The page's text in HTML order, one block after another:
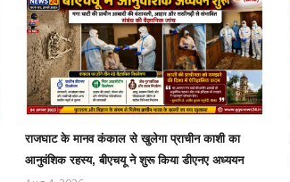
राजघाट के मानव कंकाल से खुलेगा प्राचीन काशी का
आनुवंशिक रहस्य, बीएचयू ने शुरू किया डीएनए अध्ययन